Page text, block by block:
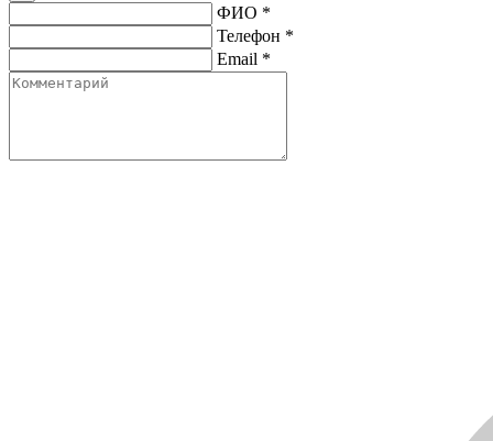
ФИО *
Телефон *
Email *